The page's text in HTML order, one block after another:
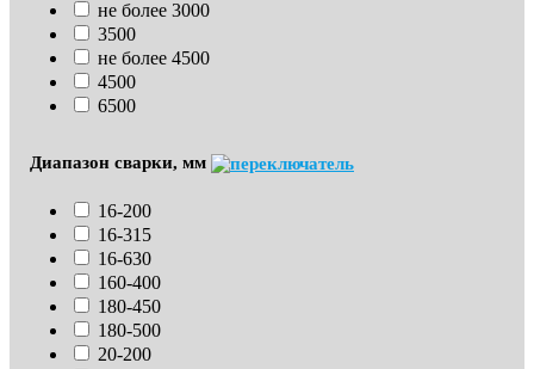
не более 3000
3500
не более 4500
4500
6500
Диапазон сварки, мм
16-200
16-315
16-630
160-400
180-450
180-500
20-200